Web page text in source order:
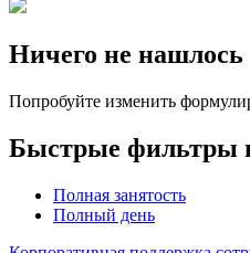
Ничего не нашлось
Попробуйте изменить
Быстрые фильтры
Полная занятость
Полный день